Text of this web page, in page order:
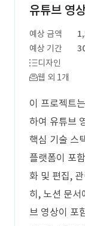
유튜브 영
예상 금액
예상 기간
디자인
웹 외 1개
이 프로젝트
하여 유튜브
핵심 기술 스
플랫폼이 포
화 및 편집,
히, 노션 문서
브 영상이 포